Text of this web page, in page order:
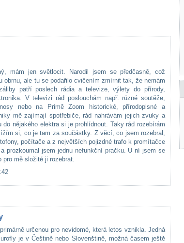
mám jen světlocit. Narodil jsem se předčasně, což
obrnu, ale tu se podařilo cvičením zmírnit tak, že nemám
patří poslech rádia a televize, výlety do přírody,
V televizi rád poslouchám např. různé soutěže,
nebo na Primě Zoom historické, přírodopisné a
mě zajímají spotřebiče, rád nahrávám jejich zvuky a
nějakého elektra si je prohlídnout. Taky rád rozebírám
si, co je tam za součástky. Z věcí, co jsem rozebral,
počítače a z největších pojizdné trafo k promítačce
prozkoumal jsem jednu nefunkční pračku. U ní jsem se
pro mě složité ji rozebrat.
určenou pro nevidomé, která letos vznikla. Jedná
je v Češtině nebo Slovenštině, možná časem ještě